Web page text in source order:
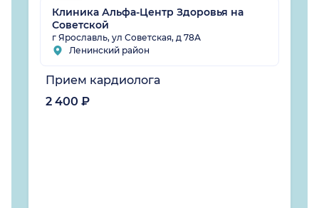
Клиника Альфа-Центр Здоровья на
Советской
г Ярославль, ул Советская, д 78А
Ленинский район
Прием кардиолога
2 400 ₽